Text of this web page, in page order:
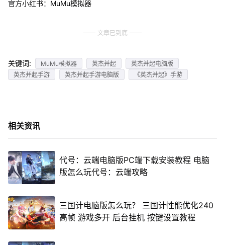
官方小红书：MuMu模拟器
文章已到底
关键词: MuMu模拟器 英杰并起
英杰并起电脑版
英杰并起手游
英杰并起手游电脑版 《英杰并起》手游
相关资讯
代号：云端电脑版PC端下载安装教程 电脑
版怎么玩代号：云端攻略
三国计电脑版怎么玩？ 三国计性能优化240
高帧 游戏多开 后台挂机 按键设置教程